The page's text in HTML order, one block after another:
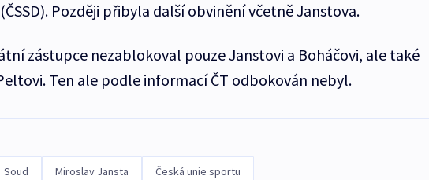
Později přibyla další obvinění včetně Janstova.
zástupce nezablokoval pouze Janstovi a Boháčovi, ale také
Ten ale podle informací ČT odbokován nebyl.
Soud Miroslav Jansta Česká unie sportu